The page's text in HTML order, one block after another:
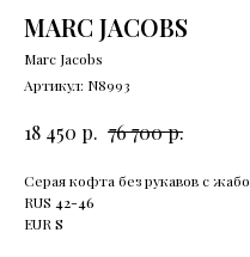
MARC JACOBS
Marc Jacobs
Артикул: N8993
18 450 р. 76 700р.
Серая кофта без рукавов с жабо
RUS 42-46
EUR S